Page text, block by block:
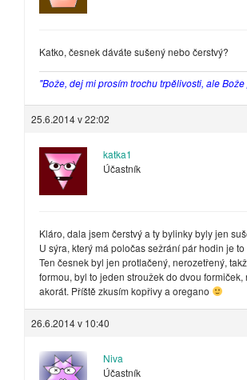
Katko, česnek dáváte sušený nebo čerstvý?
"Bože, dej mi prosím trochu trpělivosti, ale
25.6.2014 v 22:02
katka1
Účastník
Kláro, dala jsem čerstvý a ty bylinky byly jen
U sýra, který má poločas sežrání pár hodin je
Ten česnek byl jen protlačený, nerozetřený,
formou, byl to jeden stroužek do dvou formiček,
akorát. Příště zkusím kopřivy a oregano
26.6.2014 v 10:40
Niva
Účastník